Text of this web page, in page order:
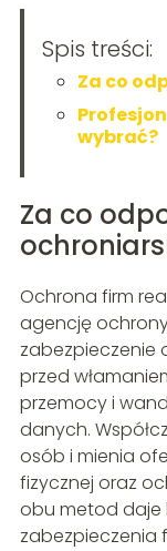
Spis treści:
Za co
wybrać?
Za co
Ochrona firm
agencję
zabezpieczenie
przed
przemocy i
danych.
osób i mienia
fizycznej oraz
obu metod daje
zabezpieczenia